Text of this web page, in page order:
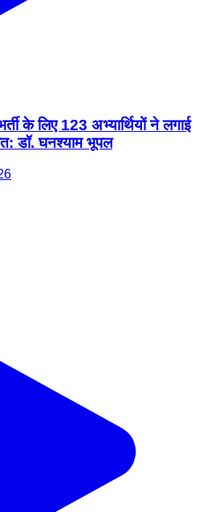
के लिए 123 अभ्यार्थियों ने लगाई
डॉ. घनश्याम भूपल